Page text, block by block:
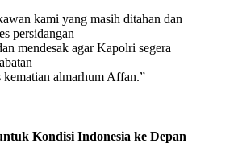
kami yang masih ditahan dan
persidangan
mendesak agar Kapolri segera
kematian almarhum Affan.”
Kondisi Indonesia ke Depan